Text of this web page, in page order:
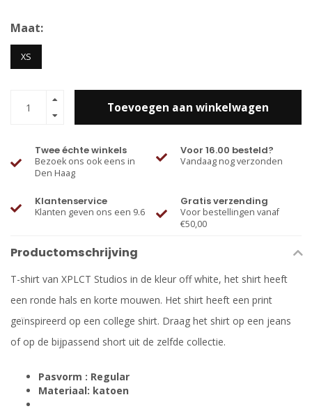
Maat:
XS
Toevoegen aan winkelwagen
Twee échte winkels
Bezoek ons ook eens in
Den Haag
Voor 16.00 besteld?
Vandaag nog verzonden
Klantenservice
Klanten geven ons een 9.6
Gratis verzending
Voor bestellingen vanaf
€50,00
Productomschrijving
T-shirt van XPLCT Studios in de kleur off white, het shirt heeft
een ronde hals en korte mouwen. Het shirt heeft een print
geïnspireerd op een college shirt. Draag het shirt op een jeans
of op de bijpassend short uit de zelfde collectie.
Pasvorm : Regular
Materiaal: katoen